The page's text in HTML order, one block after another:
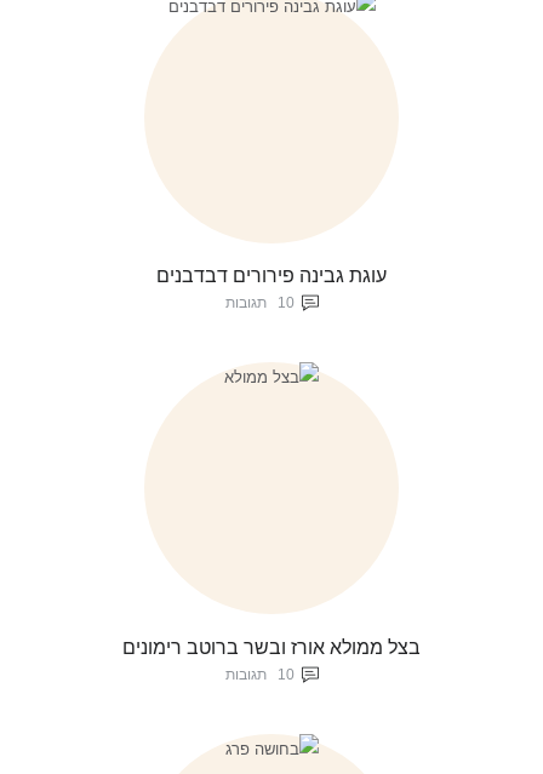
עוגת גבינה פירורים דבדבנים
10 תגובות
בצל ממולא אורז ובשר ברוטב רימונים
10 תגובות